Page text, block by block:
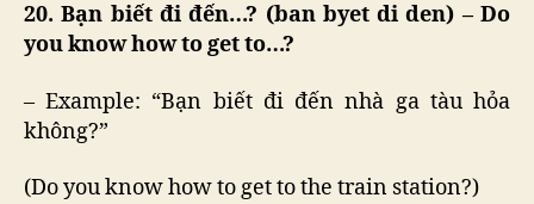
20. Bạn biết đi đến…? (ban byet di den) – Do
you know how to get to…?
– Example: “Bạn biết đi đến nhà ga tàu hỏa
không?”
(Do you know how to get to the train station?)